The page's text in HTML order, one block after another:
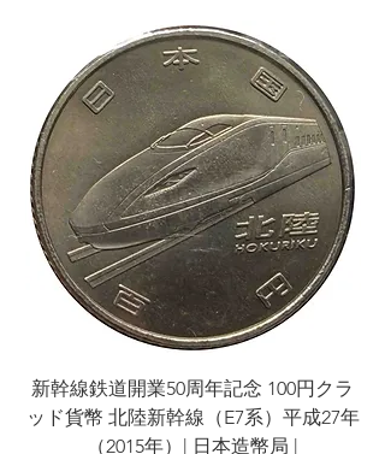
新幹線鉄道開業50周年記念 100円クラ
ッド貨幣 北陸新幹線（E7系）平成27年
（2015年）| 日本造幣局 |